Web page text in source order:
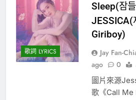
歌詞 LYRICS
Sleep(잠
JESSICA(
Giriboy)
Jay Fan-
ago
0
圖片來源
歌《Call